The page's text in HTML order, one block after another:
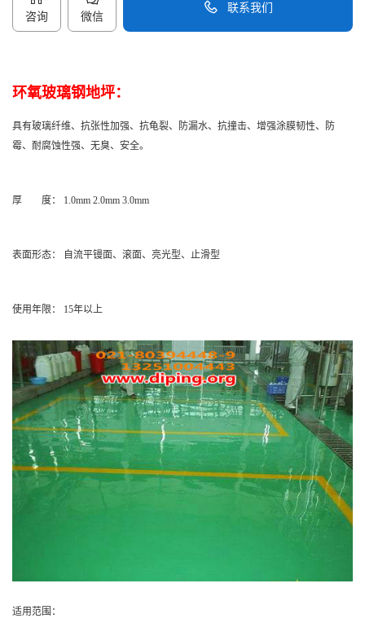
咨询 微信
联系我们
环氧玻璃钢地坪：
具有玻璃纤维、抗张性加强、抗龟裂、防漏水、抗撞击、增强涂膜韧性、防
霉、耐腐蚀性强、无臭、安全。
厚 度： 1.0mm 2.0mm 3.0mm
表面形态： 自流平镘面、滚面、亮光型、止滑型
使用年限： 15年以上
适用范围：